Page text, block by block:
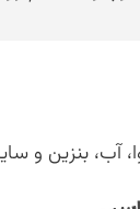
آب، بنزین